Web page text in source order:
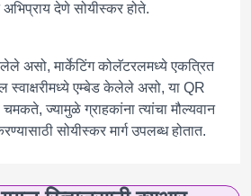
देणे सोयीस्कर होते.
असो, मार्केटिंग कोलॅटरलमध्ये एकत्रित
एम्बेड केलेले असो, या QR
ज्यामुळे ग्राहकांना त्यांचा मौल्यवान
सोयीस्कर मार्ग उपलब्ध होतात.